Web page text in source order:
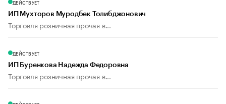
ДЕЙСТВУЕТ
ИП Мухторов Муродбек Толибджонович
Торговля розничная прочая в...
ДЕЙСТВУЕТ
ИП Буренкова Надежда Федоровна
Торговля розничная прочая в...